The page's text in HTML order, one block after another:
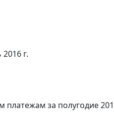
г.
за полугодие